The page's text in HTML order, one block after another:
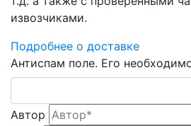
извозчиками.
Подробнее о доставке
Антиспам поле. Его
Автор